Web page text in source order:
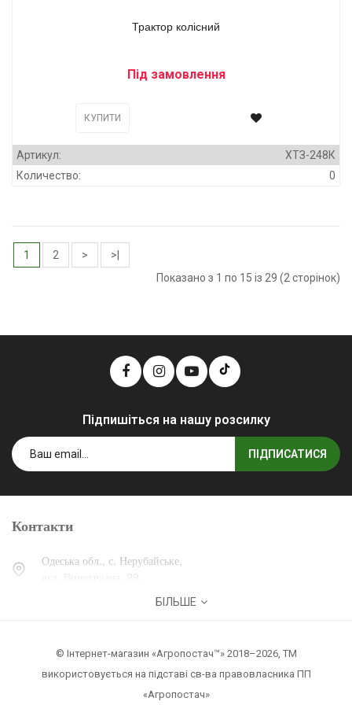
Трактор колісний
Під замовлення
КУПИТИ
Артикул:
ХТЗ-248К
Количество:
0
1 2 >
>|
Показано з 1 по 15 із 29 (2 сторінок)
Підпишіться на нашу розсилку
ПІДПИСАТИСЯ
Контакти
Одеська обл., с. Нерубайське,
вул. Виноградна, 29.
zakaz@agropostach.ua
БІЛЬШЕ
© Інтернет-магазин «Агропостач™» 2018–2026, ТМ
використовується на підставі св-ва правовласника ПП
«Агропостач»